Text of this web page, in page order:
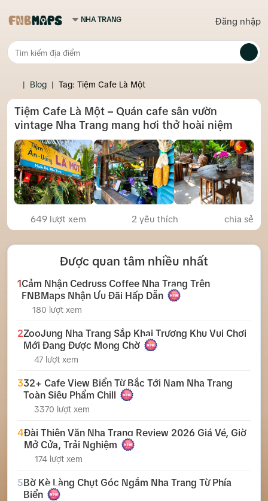
Đăng nhập
| Blog | Tag: Tiệm Cafe Là Một
Tiệm Cafe Là Một – Quán cafe sân vườn
vintage Nha Trang mang hơi thở hoài niệm
649 lượt xem 2 yêu thích chia sẻ
Được quan tâm nhiều nhất
1 Cảm Nhận Cedruss Coffee Nha Trang Trên
FNBMaps Nhận Ưu Đãi Hấp Dẫn
180 lượt xem
2ZooJung Nha Trang Sắp Khai Trương Khu Vui Chơi
Mới Đang Được Mong Chờ
47 lượt xem
332+ Cafe View Biển Từ Bắc Tới Nam Nha Trang
Toàn Siêu Phẩm Chill
3370 lượt xem
4Đài Thiên Văn Nha Trang Review 2026 Giá Vé, Giờ
Mở Cửa, Trải Nghiệm
174 lượt xem
5 Bờ Kè Làng Chụt Góc Ngắm Nha Trang Từ Phía
Biển